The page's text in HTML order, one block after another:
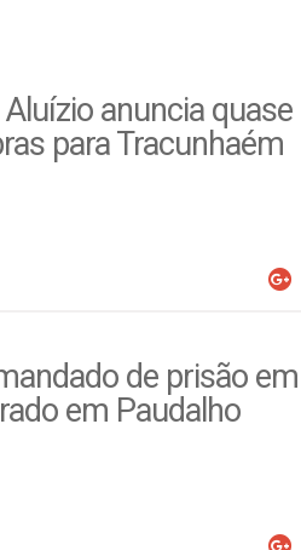
anuncia quase
para Tracunhaém
de prisão em
em Paudalho